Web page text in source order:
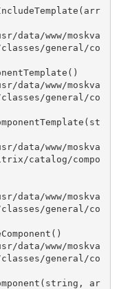
general/co
general/co
catalog/compo
general/co
general/co
ar